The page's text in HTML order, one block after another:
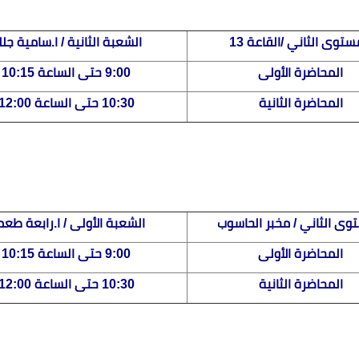
الثاني /القاعة 13 الشعبة الثانية / ا.سامية
المحاضرة الأولى 9:00 حتى الساعة 10:15
المحاضرة الثانية 10:30 حتى الساعة 12:00
الثاني / مخبر الحاسوب الشعبة الأولى / ا.رابعة
المحاضرة الأولى 9:00 حتى الساعة 10:15
المحاضرة الثانية 10:30 حتى الساعة 12:00